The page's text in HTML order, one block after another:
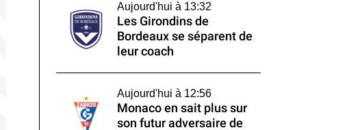
Aujourd'hui à 13:32
Les Girondins de
Bordeaux se séparent de
leur coach
Aujourd'hui à 12:56
Monaco en sait plus sur
son futur adversaire de